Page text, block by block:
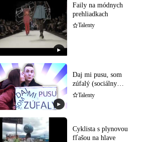
▶
Faily na módnych
prehliadkach
Talenty
▶
Daj mi pusu, som
zúfalý (sociálny
experiment)
Talenty
Cyklista s plynovou
fľašou na hlave